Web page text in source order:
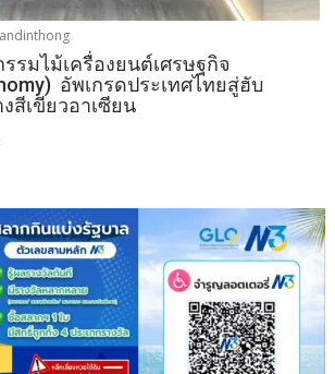
รมไม้เครื่องยนต์เศรษฐกิจ
อัพเกรดประเทศไทยสู่ฮับ
สีเขียวอาเซียน